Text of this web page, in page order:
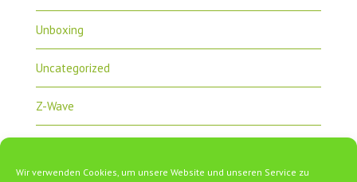
Wir verwenden Cookies, um unsere Website und unseren Service zu
Unboxing
Uncategorized
Z-Wave